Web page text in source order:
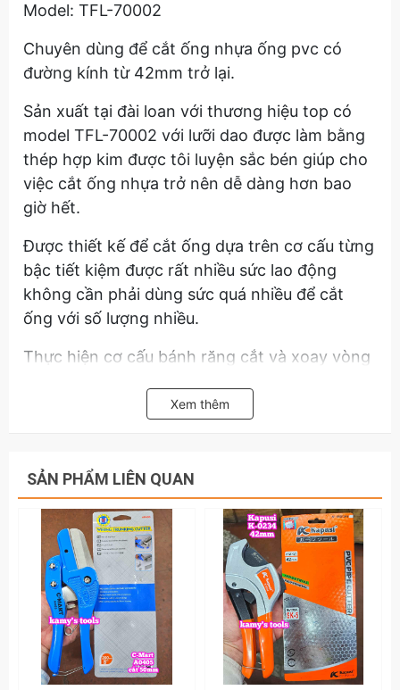
Model: TFL-70002
Chuyên dùng để cắt ống nhựa ống pvc có
đường kính từ 42mm trở lại.
Sản xuất tại đài loan với thương hiệu top có
model TFL-70002 với lưỡi dao được làm bằng
thép hợp kim được tôi luyện sắc bén giúp cho
việc cắt ống nhựa trở nên dễ dàng hơn bao
giờ hết.
Được thiết kế để cắt ống dựa trên cơ cấu từng
bậc tiết kiệm được rất nhiều sức lao động
không cần phải dùng sức quá nhiều để cắt
ống với số lượng nhiều.
Thực hiện cơ cấu bánh răng cắt và xoay vòng
không bị sần sùi quá nhiều và gọn gàng.
về dao cắt ống nhựa 42mm TOP TFL-70002
Xem thêm
SẢN PHẨM LIÊN QUAN